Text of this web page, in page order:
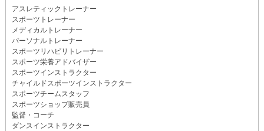
アスレティックトレーナー
スポーツトレーナー
メディカルトレーナー
パーソナルトレーナー
スポーツリハビリトレーナー
スポーツ栄養アドバイザー
スポーツインストラクター
チャイルドスポーツインストラクター
スポーツチームスタッフ
スポーツショップ販売員
監督・コーチ
ダンスインストラクター